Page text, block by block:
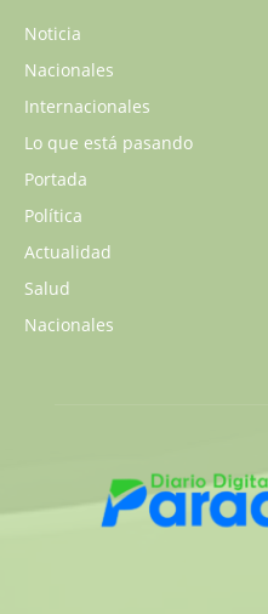
Noticia
Nacionales
Internacionales
Lo que está pasando
Portada
Política
Actualidad
Salud
Nacionales